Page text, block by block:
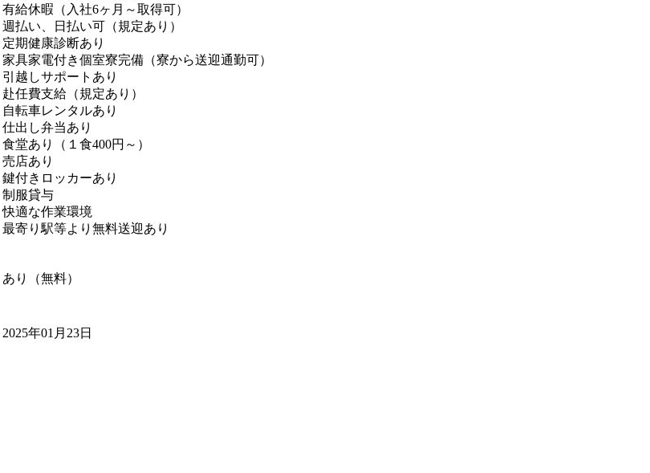
有給休暇（入社6ヶ月～取得可）
週払い、日払い可（規定あり）
定期健康診断あり
家具家電付き個室寮完備（寮から送迎通勤可）
引越しサポートあり
赴任費支給（規定あり）
自転車レンタルあり
仕出し弁当あり
食堂あり（１食400円～）
売店あり
鍵付きロッカーあり
制服貸与
快適な作業環境
最寄り駅等より無料送迎あり
あり（無料）
2025年01月23日